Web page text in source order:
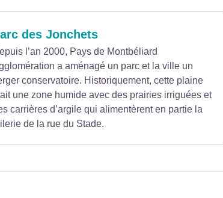
des Jonchets
l’an 2000, Pays de Montbéliard
a aménagé un parc et la ville un
conservatoire. Historiquement, cette plaine
une zone humide avec des prairies irriguées et
carrières d’argile qui alimentèrent en partie la
de la rue du Stade.